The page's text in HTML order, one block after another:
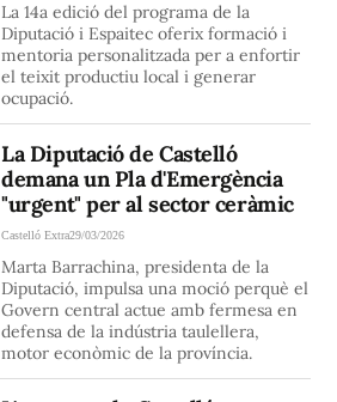
La 14a edició del programa de la
Diputació i Espaitec oferix formació i
mentoria personalitzada per a enfortir
el teixit productiu local i generar
ocupació.
La Diputació de Castelló
demana un Pla d'Emergència
"urgent" per al sector ceràmic
Castelló Extra29/03/2026
Marta Barrachina, presidenta de la
Diputació, impulsa una moció perquè el
Govern central actue amb fermesa en
defensa de la indústria taulellera,
motor econòmic de la província.